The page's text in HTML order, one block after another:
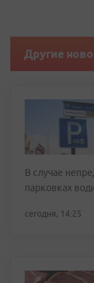
Другие
В случае
парковках
сегодня, 14:25